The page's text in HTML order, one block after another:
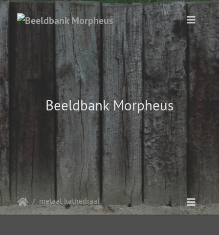
Beeldbank Morpheus
metaal kathedraal